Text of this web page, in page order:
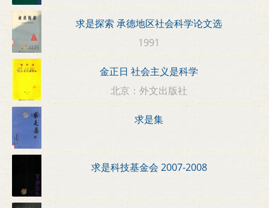
求是探索 承德地区社会科学论文选
1991
金正日 社会主义是科学
北京：外文出版社
求是集
求是科技基金会 2007-2008